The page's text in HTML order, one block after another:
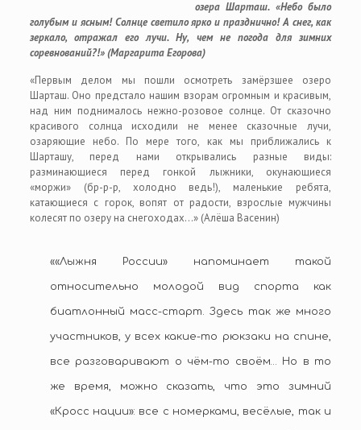
озера Шарташ. «Небо было
голубым и ясным! Солнце светило ярко и празднично! А снег, как
зеркало, отражал его лучи. Ну, чем не погода для зимних
соревнований?!» (Маргарита Егорова)
«Первым делом мы пошли осмотреть замёрзшее озеро
Шарташ. Оно предстало нашим взорам огромным и красивым,
над ним поднималось нежно-розовое солнце. От сказочно
красивого солнца исходили не менее сказочные лучи,
озаряющие небо. По мере того, как мы приближались к
Шарташу, перед нами открывались разные виды:
разминающиеся перед гонкой лыжники, окунающиеся
«моржи» (бр-р-р, холодно ведь!), маленькие ребята,
катающиеся с горок, вопят от радости, взрослые мужчины
колесят по озеру на снегоходах…» (Алёша Васенин)
««Лыжня России» напоминает такой
относительно молодой вид спорта как
биатлонный масс-старт. Здесь так же много
участников, у всех какие-то рюкзаки на спине,
все разговаривают о чём-то своём… Но в то
же время, можно сказать, что это зимний
«Кросс нации»: все с номерками, весёлые, так и